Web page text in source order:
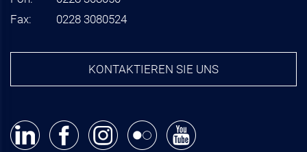
Fax:
0228 3080524
KONTAKTIEREN SIE UNS